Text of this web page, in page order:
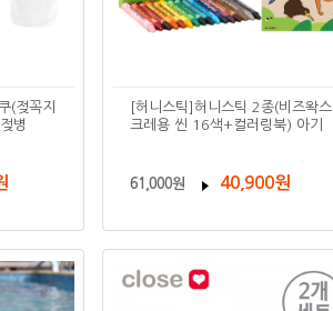
(젖꼭지
병
[허니스틱]허니스틱 2종(비즈왁스
크레용 씬 16색+컬러링북) 아기
61,000원 40,900원